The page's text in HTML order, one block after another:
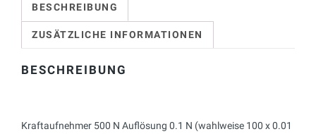
BESCHREIBUNG
ZUSÄTZLICHE INFORMATIONEN
BESCHREIBUNG
Kraftaufnehmer 500 N Auflösung 0.1 N (wahlweise 100 x 0.01